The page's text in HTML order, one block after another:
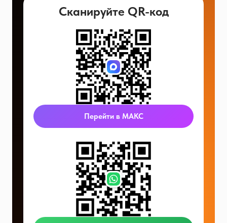
Сканируйте QR-код
Перейти в МАКС